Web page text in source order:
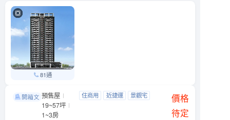
81通
利晉·崧喆松山區 八德路四段499號
預售屋
19~57坪
1~3房
住商用 近捷運
景觀宅
價格
待定